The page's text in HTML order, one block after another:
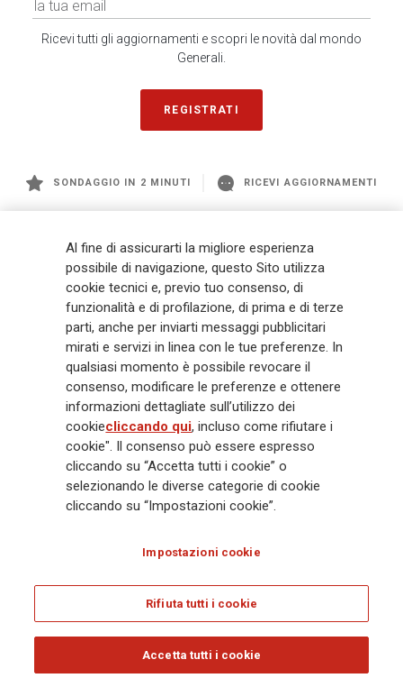
Ricevi tutti gli aggiornamenti e scopri le novità dal mondo
Generali.
REGISTRATI
SONDAGGIO IN 2 MINUTI RICEVI AGGIORNAMENTI
management a livello globale, con premi complessivi pari a € 98,1
miliardi e € 900 miliardi di AUM nel 2025. Fondato nel 1831, con oltre 88
mila dipendenti e 163 mila agenti che servono 75 milioni di clienti, il
Gruppo ha una posizione di leadership in Europa e una presenza
crescente in Asia e America. Al centro della strategia di Generali c'è il suo
impegno Lifetime Partner verso i clienti, realizzato attraverso soluzioni
innovative e personalizzate, un'esperienza cliente di prima classe e le sue
capacità di distribuzione globale digitalizzata. Il Gruppo ha
completamente integrato la sostenibilità in tutte le scelte strategiche, con
l'obiettivo di creare valore per tutti gli stakeholder mentre costruisce una
società più equa e resiliente.
Legal Info Cookie Policy Privacy & GDPR
Al fine di assicurarti la migliore esperienza
possibile di navigazione, questo Sito utilizza
cookie tecnici e, previo tuo consenso, di
funzionalità e di profilazione, di prima e di terze
parti, anche per inviarti messaggi pubblicitari
mirati e servizi in linea con le tue preferenze. In
qualsiasi momento è possibile revocare il
consenso, modificare le preferenze e ottenere
informazioni dettagliate sull’utilizzo dei
cookiecliccando qui, incluso come rifiutare i
cookie". Il consenso può essere espresso
cliccando su “Accetta tutti i cookie” o
selezionando le diverse categorie di cookie
cliccando su “Impostazioni cookie”.
Impostazioni cookie
Rifiuta tutti i cookie
Accetta tutti i cookie